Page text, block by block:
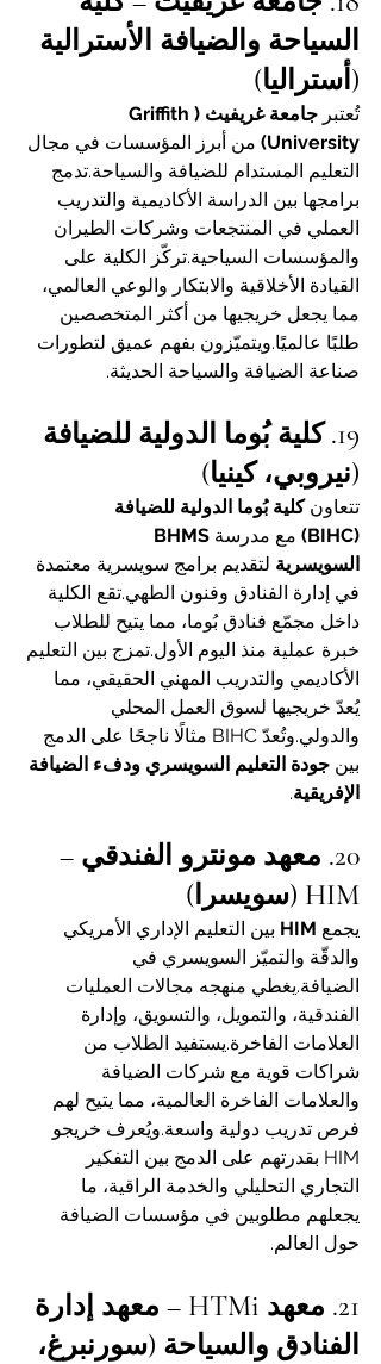
السياحة والضيافة الأسترالية
(أستراليا)
تُعتبر
جامعة غريفيث (Griffith
University) من أبرز المؤسسات في مجال
التعليم المستدام للضيافة والسياحة.تدمج
برامجها بين الدراسة الأكاديمية والتدريب
العملي في المنتجعات وشركات الطيران
والمؤسسات السياحية.تركّز الكلية على
القيادة الأخلاقية والابتكار والوعي العالمي،
مما يجعل خريجيها من أكثر المتخصصين
طلبًا عالميًا.ويتميّزون بفهم عميق لتطورات
صناعة الضيافة والسياحة الحديثة.
19. كلية بُوما الدولية للضيافة
(نيروبي، كينيا)
تتعاون كلية بُوما الدولية للضيافة
(BIHC)
مع مدرسة
السويسرية لتقديم برامج سويسرية معتمدة
في إدارة الفنادق وفنون الطهي.تقع الكلية
داخل مجمّع فنادق بُوما، مما يتيح للطلاب
خبرة عملية منذ اليوم الأول.تمزج بين التعليم
الأكاديمي والتدريب المهني الحقيقي، مما
يُعدّ خريجيها لسوق العمل المحلي
والدولي.وتُعدّ BIHC مثالًا ناجحًا على الدمج
بين جودة التعليم السويسري ودفء الضيافة
الإفريقية.
20. معهد مونترو الفندقي –
HIM (سويسرا)
يجمع HIM بين التعليم الإداري الأمريكي
والدقّة والتميّز السويسري في
الضيافة.يغطي منهجه مجالات العمليات
الفندقية، والتمويل، والتسويق، وإدارة
العلامات الفاخرة.يستفيد الطلاب من
شراكات قوية مع شركات الضيافة
والعلامات الفاخرة العالمية، مما يتيح لهم
فرص تدريب دولية واسعة.ويُعرف خريجو
HIM بقدرتهم على الدمج بين التفكير
التجاري التحليلي والخدمة الراقية، ما
يجعلهم مطلوبين في مؤسسات الضيافة
حول العالم.
21. معهد HTMi – معهد إدارة
الفنادق والسياحة (سورنبرغ،